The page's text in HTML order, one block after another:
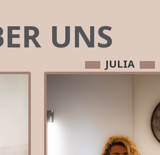
UNS
JULIA